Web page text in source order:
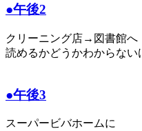
●午後2
クリーニング店→図書館へ
読めるかどうかわからな
●午後3
スーパービバホームに